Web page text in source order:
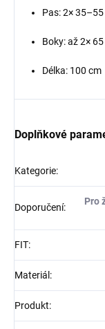
Pas: 2×
Boky: až 2×
Délka: 100 cm
Doplňkové
Kategorie:
Doporučení:
Pro
FIT:
Materiál :
Produkt: